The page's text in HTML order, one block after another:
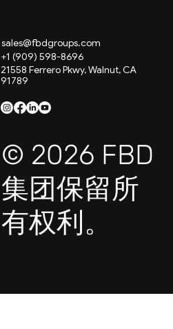
+1 (909) 598-8696
21558 Ferrero Pkwy, Walnut, CA
91789
sales@fbdgroups.com
© 2026 FBD
集团保留所
有权利。